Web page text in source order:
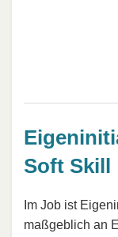
Soft Skill
Im Job ist
maßgeblich an